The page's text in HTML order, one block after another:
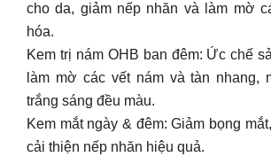
cho da, giảm nếp nhăn và làm mờ
hóa.
Kem trị nám OHB ban đêm: Ức chế
làm mờ các vết nám và tàn nhang,
trắng sáng đều màu.
Kem mắt ngày & đêm: Giảm bọng
cải thiện nếp nhăn hiệu quả.